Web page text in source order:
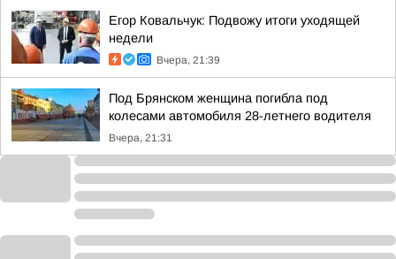
Егор Ковальчук: Подвожу итоги уходящей
недели
Вчера, 21:39
Под Брянском женщина погибла под
колесами автомобиля 28-летнего водителя
Вчера, 21:31